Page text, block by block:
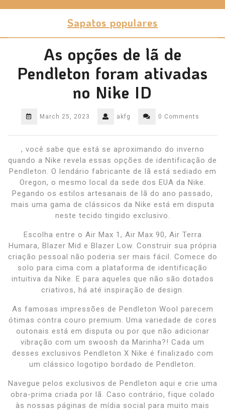
Sapatos populares
As opções de lã de
Pendleton foram ativadas
no Nike ID
March 25, 2023 akfg 0 Comments
, você sabe que está se aproximando do inverno
quando a Nike revela essas opções de identificação de
Pendleton. O lendário fabricante de lã está sediado em
Oregon, o mesmo local da sede dos EUA da Nike.
Pegando os estilos artesanais de lã do ano passado,
mais uma gama de clássicos da Nike está em disputa
neste tecido tingido exclusivo.
Escolha entre o Air Max 1, Air Max 90, Air Terra
Humara, Blazer Mid e Blazer Low. Construir sua própria
criação pessoal não poderia ser mais fácil. Comece do
solo para cima com a plataforma de identificação
intuitiva da Nike. E para aqueles que não são dotados
criativos, há até inspiração de design.
As famosas impressões de Pendleton Wool parecem
ótimas contra couro premium. Uma variedade de cores
outonais está em disputa ou por que não adicionar
vibração com um swoosh da Marinha?! Cada um
desses exclusivos Pendleton X Nike é finalizado com
um clássico logotipo bordado de Pendleton.
Navegue pelos exclusivos de Pendleton aqui e crie uma
obra-prima criada por lã. Caso contrário, fique colado
às nossas páginas de mídia social para muito mais